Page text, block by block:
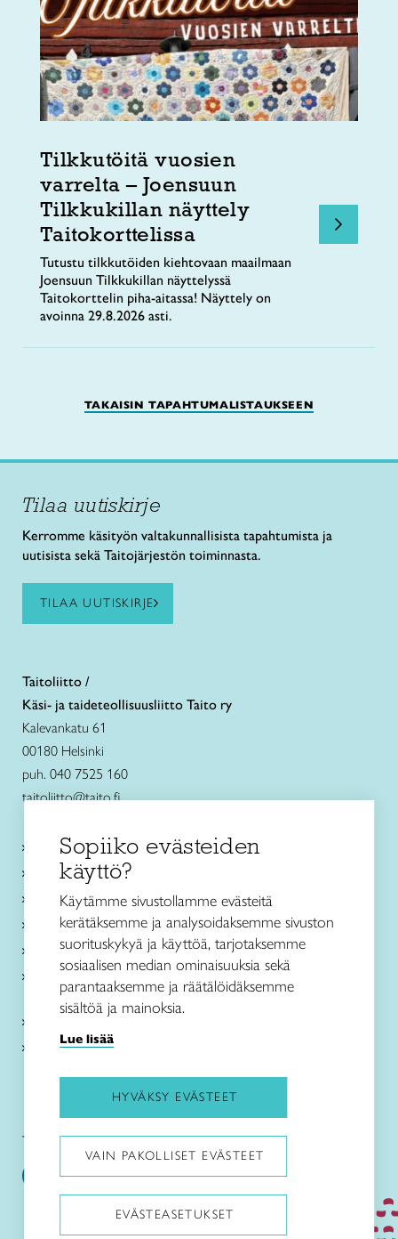
Tilkkutöitä vuosien
varrelta – Joensuun
Tilkkukillan näyttely
Taitokorttelissa
Tutustu tilkkutöiden kiehtovaan maailmaan
Joensuun Tilkkukillan näyttelyssä
Taitokorttelin piha-aitassa! Näyttely on
avoinna 29.8.2026 asti.
TAKAISIN TAPAHTUMALISTAUKSEEN
Tilaa uutiskirje
Kerromme käsityön valtakunnallisista tapahtumista ja
uutisista sekä Taitojärjestön toiminnasta.
TILAA UUTISKIRJE
Taitoliitto /
Käsi- ja taideteollisuusliitto Taito ry
Kalevankatu 61
00180 Helsinki
puh. 040 7525 160
taitoliitto@taito.fi
Käsityökurssit ja koulutus
Ajankohtaista
Käsityöohjeet
Me olemme Taito
Paikallinen toiminta
Verkkokaupat
Kirjaudu Arviin
Kirjaudu Taitocampukseen
Taitoliitto: Taito-lehti:
Sopiiko evästeiden
käyttö?
Käytämme sivustollamme evästeitä
kerätäksemme ja analysoidaksemme sivuston
suorituskykyä ja käyttöä, tarjotaksemme
sosiaalisen median ominaisuuksia sekä
parantaaksemme ja räätälöidäksemme
sisältöä ja mainoksia.
Lue lisää
HYVÄKSY EVÄSTEET
VAIN PAKOLLISET EVÄSTEET
EVÄSTEASETUKSET